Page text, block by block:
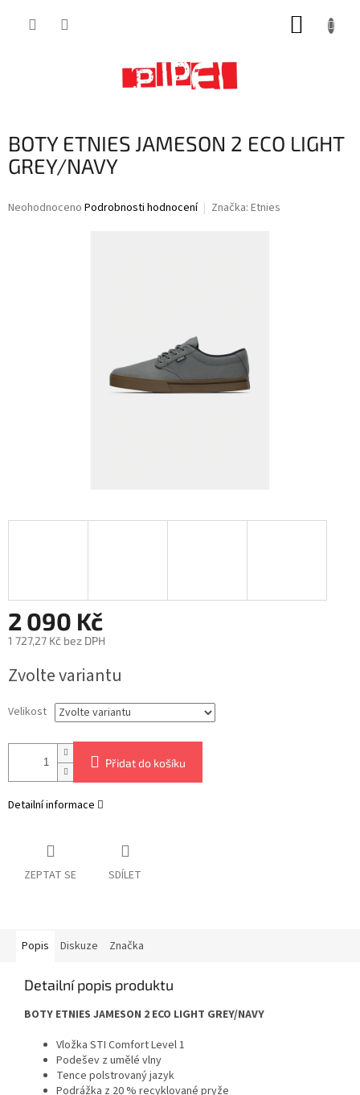
BOTY ETNIES JAMESON 2 ECO LIGHT
GREY/NAVY
Průměrné
Neohodnoceno Podrobnosti hodnocení Značka: Etnies
2 090 Kč
1 727,27 Kč bez DPH
cena:
Zvolte variantu
Velikost
Přidat do košíku
Detailní informace
ZEPTAT SE SDÍLET
Popis Diskuze Značka
Detailní popis produktu
BOTY ETNIES JAMESON 2 ECO LIGHT GREY/NAVY
Vložka STI Comfort Level 1
Podešev z umělé vlny
Tence polstrovaný jazyk
Podrážka z 20 % recyklované pryže